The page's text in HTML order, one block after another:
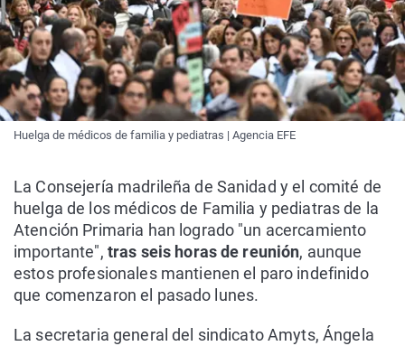
Huelga de médicos de familia y pediatras | Agencia EFE
La Consejería madrileña de Sanidad y el comité de
huelga de los médicos de Familia y pediatras de la
Atención Primaria han logrado "un acercamiento
importante", tras seis horas de reunión, aunque
estos profesionales mantienen el paro indefinido
que comenzaron el pasado lunes.
La secretaria general del sindicato Amyts, Ángela